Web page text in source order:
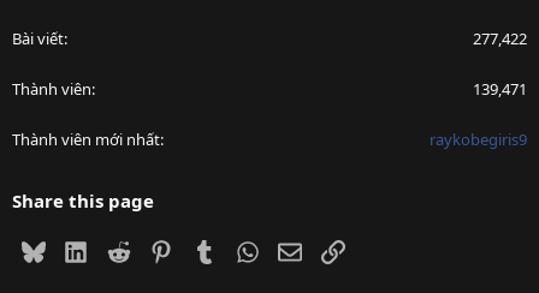
Bài viết 277,422
Thành viên 139,471
Thành viên mới nhất raykobegiris9
Share this page
BlueskyLinkedIn
Reddit PinterestTumblrWhatsApp
EmailLink